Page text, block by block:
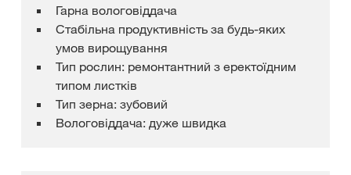
Гарна вологовіддача
Стабільна продуктивність за будь-яких
умов вирощування
Тип рослин: ремонтантний з еректоїдним
типом листків
Тип зерна: зубовий
Вологовіддача: дуже швидка